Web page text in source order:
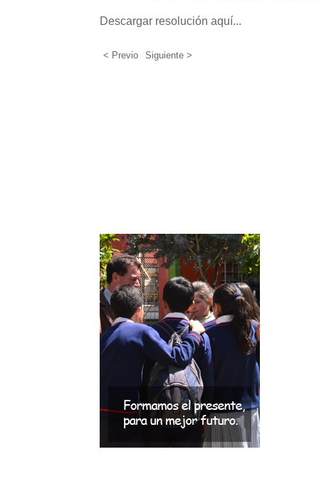
Descargar resolución aquí...
< Previo Siguiente >